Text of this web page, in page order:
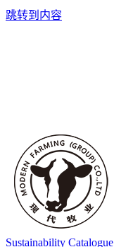
跳转到内容
Sustainability Catalogue